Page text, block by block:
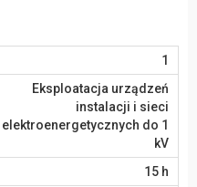
1
Eksploatacja urządzeń
instalacji i sieci
elektroenergetycznych do 1
kV
15 h